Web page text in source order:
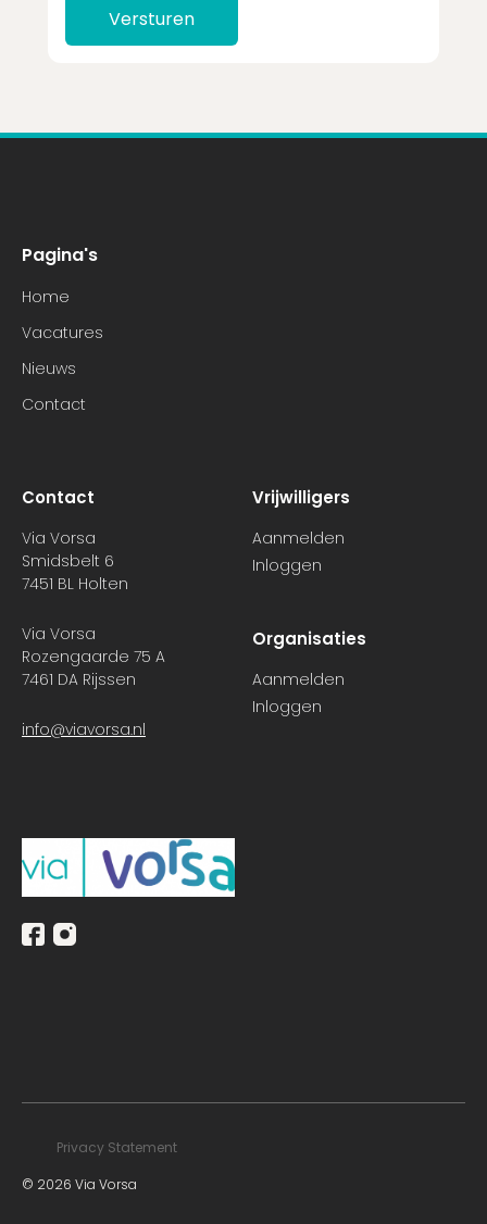
Versturen
Pagina's
Home
Vacatures
Nieuws
Contact
Contact
Via Vorsa
Smidsbelt 6
7451 BL Holten
Via Vorsa
Rozengaarde 75 A
7461 DA Rijssen
info@viavorsa.nl
Vrijwilligers
Aanmelden
Inloggen
Organisaties
Aanmelden
Inloggen
© 2026 Via Vorsa
Privacy Statement